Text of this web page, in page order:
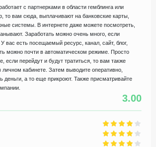
с партнерками в области гемблинга или
то вам сюда, выплачивают на банковские карты,
системы. В интернете даже можете посмотреть,
Заработать можно очень много, если
вас есть посещаемый ресурс, канал, сайт, блог,
можно почти в автоматическом режиме. Просто
если перейдут и будут тратиться, то вам также
личном кабинете. Затем выводите оперативно,
деньги, а то еще прикроют. Также присматривайте
3.00